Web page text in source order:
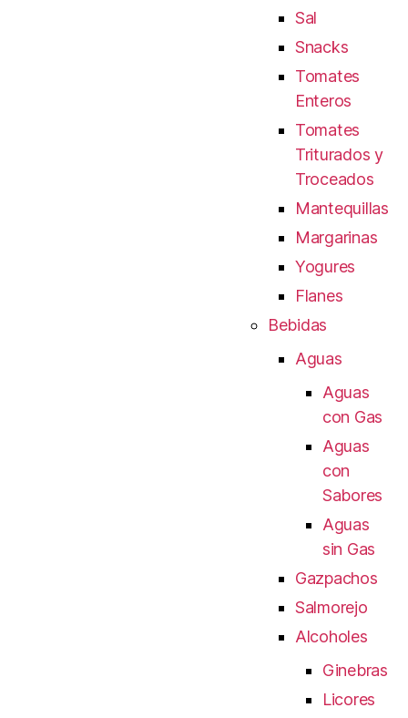
Sal
Snacks
Tomates
Enteros
Tomates
Triturados y
Troceados
Mantequillas
Margarinas
Yogures
Flanes
Bebidas
Aguas
Aguas
con Gas
Aguas
con
Sabores
Aguas
sin Gas
Gazpachos
Salmorejo
Alcoholes
Ginebras
Licores